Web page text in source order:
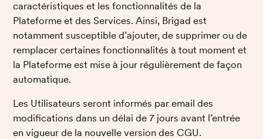
caractéristiques et les fonctionnalités de la
Plateforme et des Services. Ainsi, Brigad est
notamment susceptible d’ajouter, de supprimer ou de
remplacer certaines fonctionnalités à tout moment et
la Plateforme est mise à jour régulièrement de façon
automatique.
Les Utilisateurs seront informés par email des
modifications dans un délai de 7 jours avant l’entrée
en vigueur de la nouvelle version des CGU.